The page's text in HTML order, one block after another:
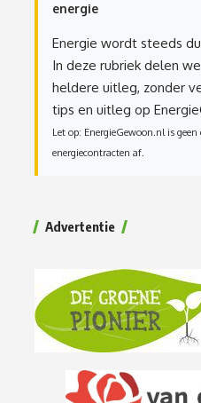
energie
Energie wordt steeds
In deze rubriek delen
heldere uitleg, zonder
tips en uitleg op
Let op: EnergieGewoon.nl is
energiecontracten af.
Advertentie